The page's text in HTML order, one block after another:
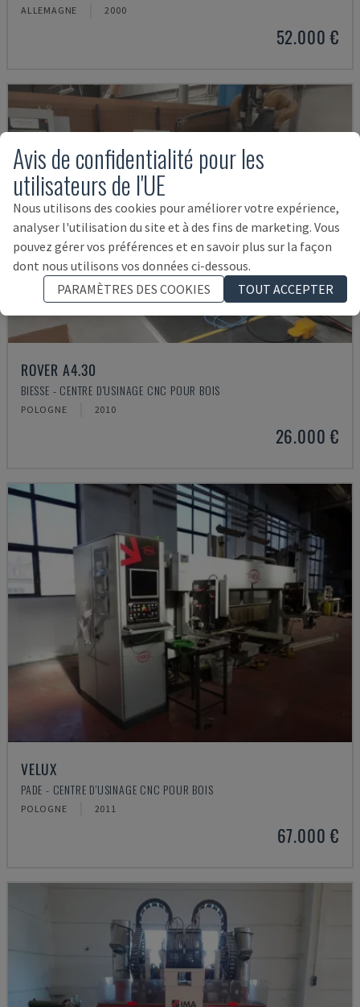
ALLEMAGNE 2000
52.000 €
ROVER A4.30
BIESSE - CENTRE D'USINAGE CNC POUR BOIS
POLOGNE 2010
26.000 €
VELUX
PADE - CENTRE D'USINAGE CNC POUR BOIS
POLOGNE 2011
67.000 €
Avis de confidentialité pour les
utilisateurs de l'UE
Nous utilisons des cookies pour améliorer votre expérience,
analyser l'utilisation du site et à des fins de marketing. Vous
pouvez gérer vos préférences et en savoir plus sur la façon
dont nous utilisons vos données ci-dessous.
PARAMÈTRES DES COOKIES
TOUT ACCEPTER